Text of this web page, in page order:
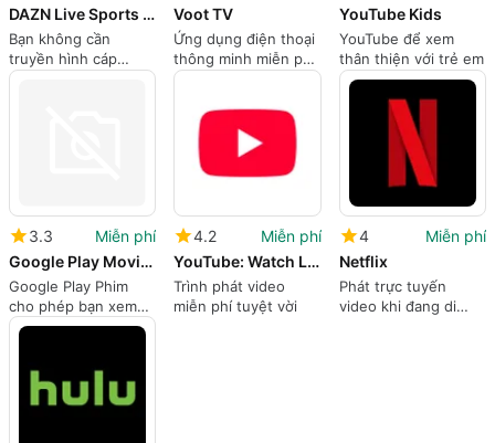
DAZN Live Sports Streaming
Bạn không cần
truyền hình cáp
Anymore để xem thể
Voot TV
Ứng dụng điện thoại
thông minh miễn phí
để xem các chương
biến
YouTube Kids
YouTube để xem
thân thiện với trẻ em
3.3
Miễn phí
Google Play Movies TV
Google Play Phim
cho phép bạn xem
phim và chương trình
Google Play.
4.2
Miễn phí
YouTube: Watch Listen Stream
Trình phát video
miễn phí tuyệt vời
4
Miễn phí
Netflix
Phát trực tuyến
video khi đang di